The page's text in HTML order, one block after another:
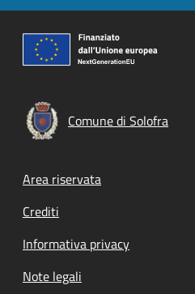
Comune di Solofra
Footer menu
Area riservata
Crediti
Informativa privacy
Note legali